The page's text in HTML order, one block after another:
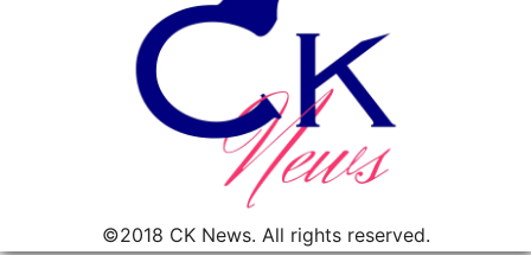
©2018 CK News. All rights reserved.